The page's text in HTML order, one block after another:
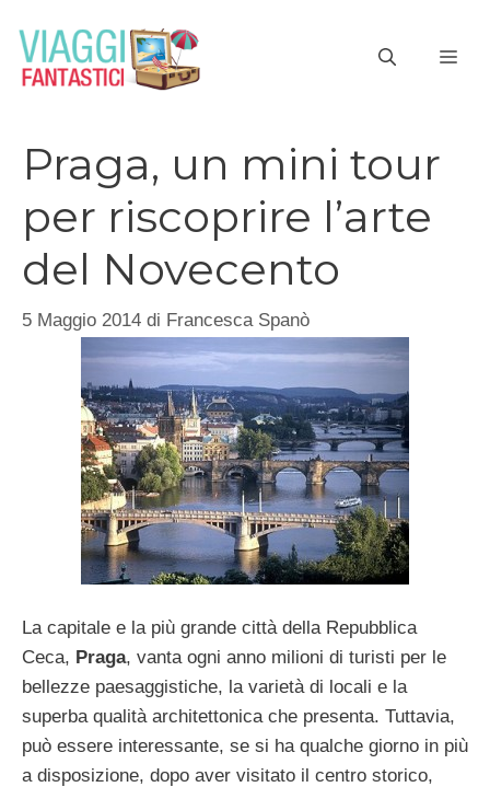
contenuto
Praga, un mini tour
per riscoprire l’arte
del Novecento
5 Maggio 2014 di Francesca Spanò
La capitale e la più grande città della Repubblica
Ceca, Praga, vanta ogni anno milioni di turisti per le
bellezze paesaggistiche, la varietà di locali e la
superba qualità architettonica che presenta. Tuttavia,
può essere interessante, se si ha qualche giorno in più
a disposizione, dopo aver visitato il centro storico,